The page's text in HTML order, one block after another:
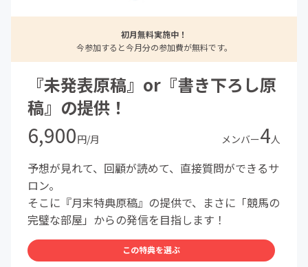
初月無料実施中！
今参加すると今月分の参加費が無料です。
『未発表原稿』or『書き下ろし原
稿』の提供！
6,900円/月 メンバー4人
予想が見れて、回顧が読めて、直接質問ができるサ
ロン。
そこに『月末特典原稿』の提供で、まさに「競馬の
完璧な部屋」からの発信を目指します！
この特典を選ぶ